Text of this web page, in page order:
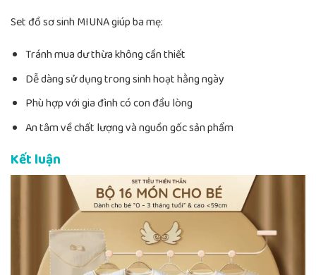
Set đồ sơ sinh MIUNA giúp ba mẹ:
Tránh mua dư thừa không cần thiết
Dễ dàng sử dụng trong sinh hoạt hằng ngày
Phù hợp với gia đình có con đầu lòng
An tâm về chất lượng và nguồn gốc sản phẩm
Kết luận